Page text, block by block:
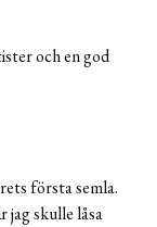
och en god
första semla.
jag skulle låsa